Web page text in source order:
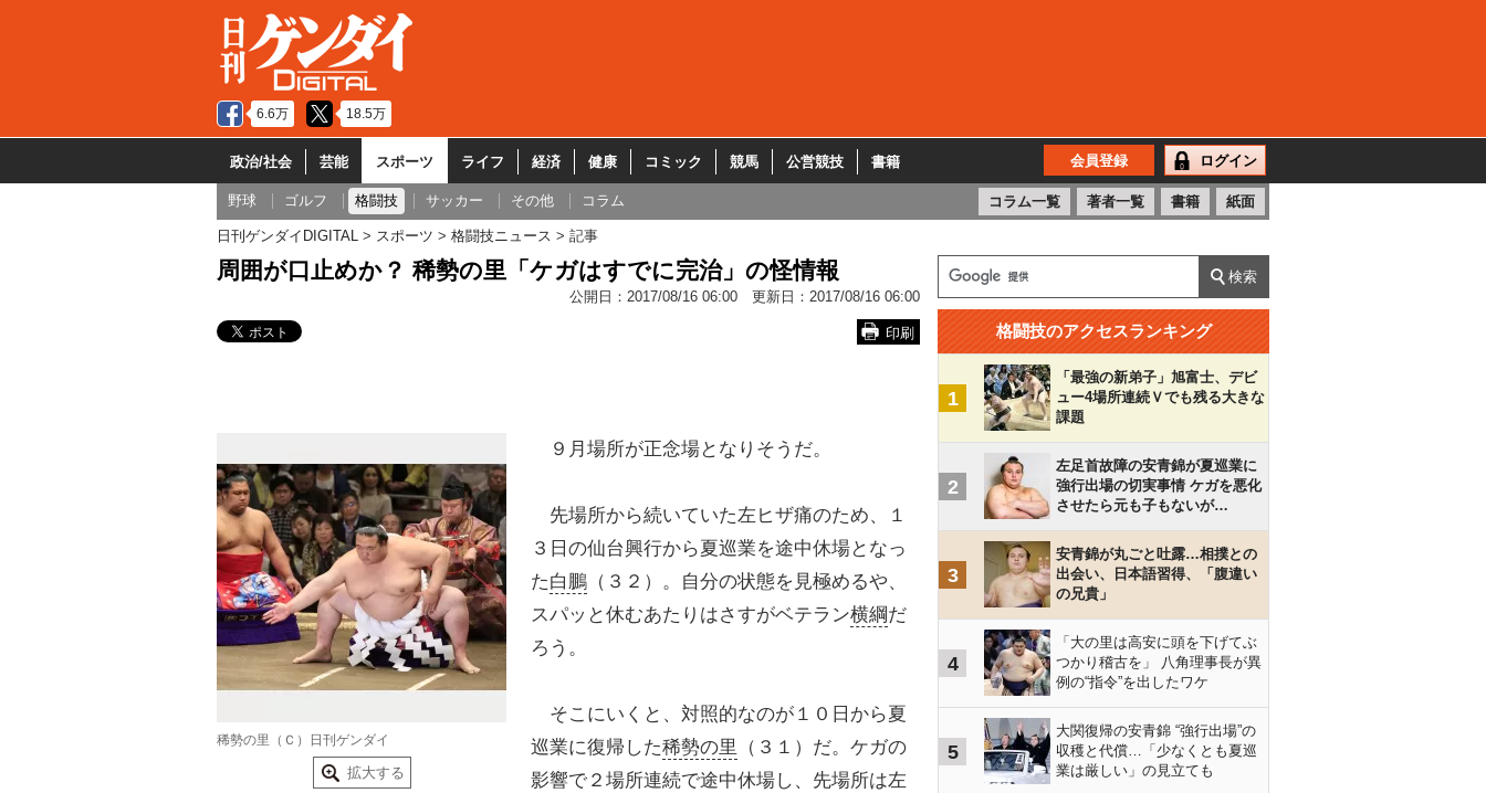
6.6万 18.5万
政治/社会 芸能 スポーツ ライフ 経済 健康 コミック 競馬 公営競技 書籍 会員登録 ログイン
野球 ゴルフ 格闘技 サッカー その他 コラム コラム一覧 著者一覧 書籍 紙面
日刊ゲンダイDIGITAL スポーツ 格闘技ニュース 記事
周囲が口止めか？ 稀勢の里「ケガはすでに完治」の怪情報
公開日： 2017/08/16 06:00 更新日： 2017/08/16 06:00
印刷
稀勢の里（Ｃ）日刊ゲンダイ
拡大する
９月場所が正念場となりそうだ。
先場所から続いていた左ヒザ痛のため、１
３日の仙台興行から夏巡業を途中休場となっ
た白鵬 （３２）。自分の状態を見極めるや、
スパッと休むあたりはさすがベテラン横綱だ
ろう。
そこにいくと、対照的なのが１０日から夏
巡業に復帰した稀勢の里
（３１）だ。ケガの
影響で２場所連続で途中休場し、先場所は左
格闘技のアクセスランキング
1
「最強の新弟子」旭富士、デビ
ュー4場所連続Ｖでも残る大きな
課題
2
左足首故障の安青錦が夏巡業に
強行出場の切実事情 ケガを悪化
させたら元も子もないが…
3
安青錦が丸ごと吐露…相撲との
出会い、日本語習得、「腹違い
の兄貴」
4
「大の里は高安に頭を下げてぶ
つかり稽古を」 八角理事長が異
例の“指令”を出したワケ
5
大関復帰の安青錦 “強行出場”の
収穫と代償…「少なくとも夏巡
業は厳しい」の見立ても